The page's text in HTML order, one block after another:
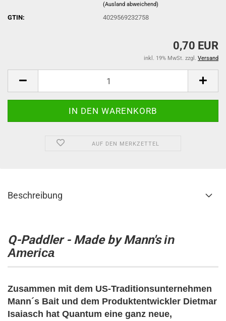
(Ausland abweichend)
GTIN: 4029569232758
0,70 EUR
inkl. 19% MwSt. zzgl. Versand
AUF DEN MERKZETTEL
Beschreibung
Q-Paddler - Made by Mann'sin
America
Zusammen mit dem US-Traditionsunternehmen
Mann´s Bait und dem Produktentwickler Dietmar
Isaiasch hat Quantum eine ganz neue,